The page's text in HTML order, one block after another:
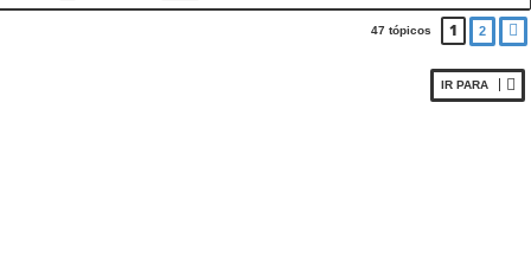
47 tópicos 1 2
IR PARA